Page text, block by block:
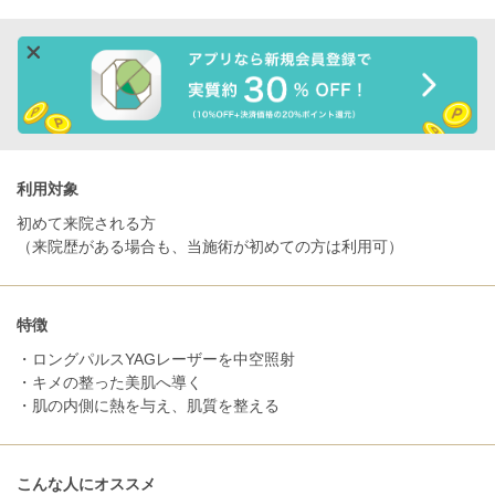
利用対象
初めて来院される方
（来院歴がある場合も、当施術が初めての方は利用可）
特徴
・ロングパルスYAGレーザーを中空照射
・キメの整った美肌へ導く
・肌の内側に熱を与え、肌質を整える
こんな人にオススメ